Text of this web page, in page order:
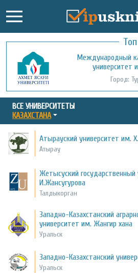
Международный
университет
Город:
ВСЕ УНИВЕРСИТЕТЫ
КАЗАХСТАНА
Атырауский университет им.
Атырау
Жетысуский государственный
И.Жансугурова
Талдыкорган
Западно-Казахстанский
университет им. Жангир хана
Уральск
Западно-Казахстанский
Уральск